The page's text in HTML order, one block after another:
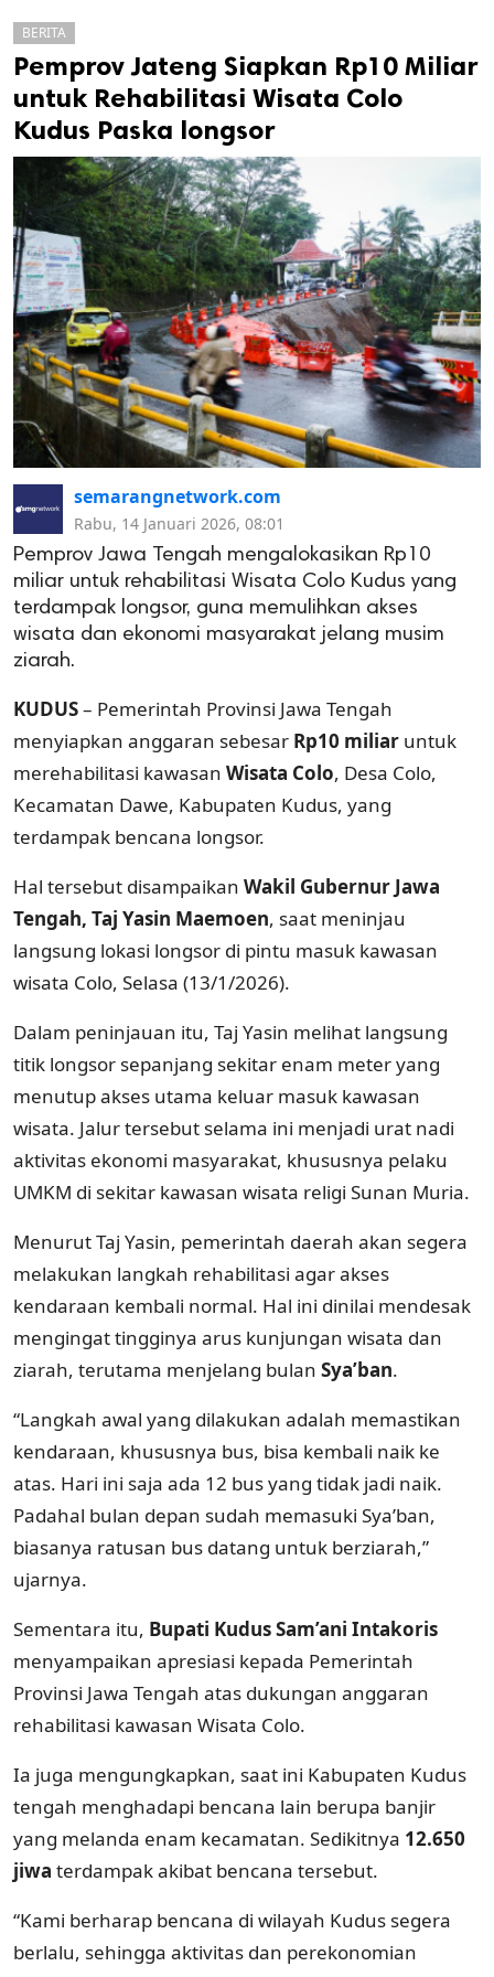
cipta.
BERITA
Pemprov Jateng Siapkan Rp10 Miliar
untuk Rehabilitasi Wisata Colo
Kudus Paska longsor
semarangnetwork.com
Rabu, 14 Januari 2026, 08:01
Pemprov Jawa Tengah mengalokasikan Rp10
miliar untuk rehabilitasi Wisata Colo Kudus yang
terdampak longsor, guna memulihkan akses
wisata dan ekonomi masyarakat jelang musim
ziarah.
KUDUS– Pemerintah Provinsi Jawa Tengah
menyiapkan anggaran sebesar Rp10 miliar untuk
merehabilitasi kawasan Wisata Colo, Desa Colo,
Kecamatan Dawe, Kabupaten Kudus, yang
terdampak bencana longsor.
Hal tersebut disampaikan Wakil Gubernur Jawa
Tengah, Taj Yasin Maemoen, saat meninjau
langsung lokasi longsor di pintu masuk kawasan
wisata Colo, Selasa (13/1/2026).
Dalam peninjauan itu, Taj Yasin melihat langsung
titik longsor sepanjang sekitar enam meter yang
menutup akses utama keluar masuk kawasan
wisata. Jalur tersebut selama ini menjadi urat nadi
aktivitas ekonomi masyarakat, khususnya pelaku
UMKM di sekitar kawasan wisata religi Sunan Muria.
Menurut Taj Yasin, pemerintah daerah akan segera
melakukan langkah rehabilitasi agar akses
kendaraan kembali normal. Hal ini dinilai mendesak
mengingat tingginya arus kunjungan wisata dan
ziarah, terutama menjelang bulan Sya’ban.
“Langkah awal yang dilakukan adalah memastikan
kendaraan, khususnya bus, bisa kembali naik ke
atas. Hari ini saja ada 12 bus yang tidak jadi naik.
Padahal bulan depan sudah memasuki Sya’ban,
biasanya ratusan bus datang untuk berziarah,”
ujarnya.
Sementara itu, Bupati Kudus Sam’ani Intakoris
menyampaikan apresiasi kepada Pemerintah
Provinsi Jawa Tengah atas dukungan anggaran
rehabilitasi kawasan Wisata Colo.
Ia juga mengungkapkan, saat ini Kabupaten Kudus
tengah menghadapi bencana lain berupa banjir
yang melanda enam kecamatan. Sedikitnya 12.650
jiwa terdampak akibat bencana tersebut.
“Kami berharap bencana di wilayah Kudus segera
berlalu, sehingga aktivitas dan perekonomian